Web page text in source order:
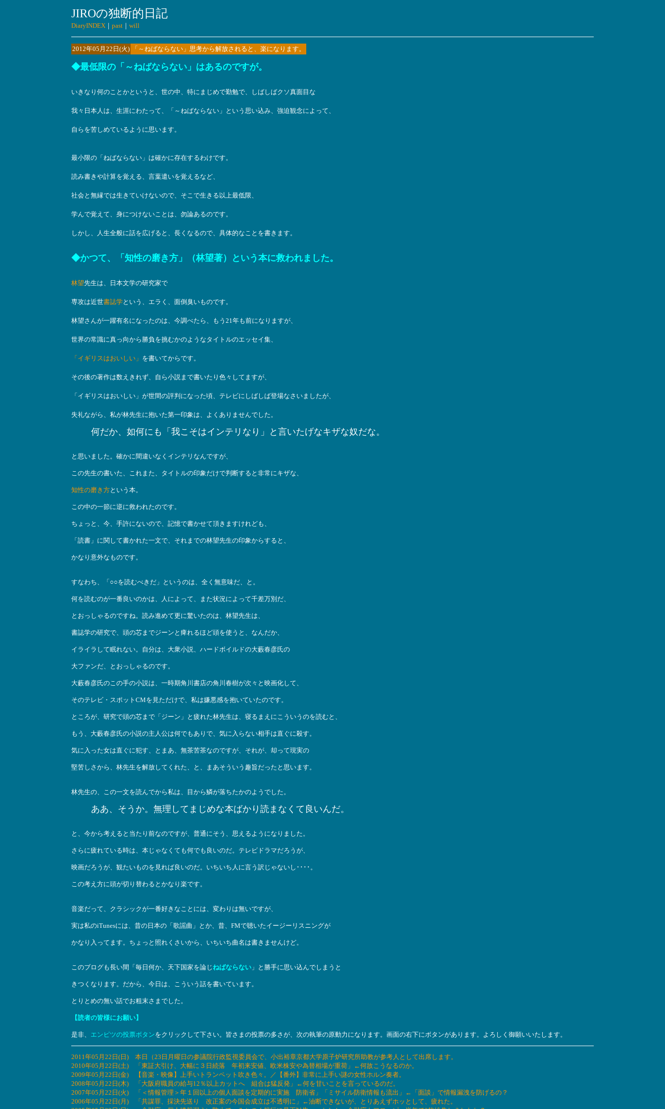
JIROの独断的日記
DiaryINDEX ｜ past ｜ will
2012年05月22日(火) 「～ねばならない」思考から解放されると、楽になります。
◆最低限の「～ねばならない」はあるのですが。
いきなり何のことかというと、世の中、特にまじめで勤勉で、しばしばクソ真面目な
我々日本人は、生涯にわたって、「～ねばならない」という思い込み、強迫観念によって、
自らを苦しめているように思います。
最小限の「ねばならない」は確かに存在するわけです。
読み書きや計算を覚える、言葉遣いを覚えるなど、
社会と無縁では生きていけないので、そこで生きる以上最低限、
学んで覚えて、身につけないことは、勿論あるのです。
しかし、人生全般に話を広げると、長くなるので、具体的なことを書きます。
◆かつて、「知性の磨き方」（林望著）という本に救われました。
林望先生は、日本文学の研究家で
専攻は近世書誌学という、エラく、面倒臭いものです。
林望さんが一躍有名になったのは、今調べたら、もう21年も前になりますが、
世界の常識に真っ向から勝負を挑むかのようなタイトルのエッセイ集、
「イギリスはおいしい」 を書いてからです。
その後の著作は数えきれず、自ら小説まで書いたり色々してますが、
「イギリスはおいしい」が世間の評判になった頃、テレビにしばしば登場なさいましたが、
失礼ながら、私が林先生に抱いた第一印象は、よくありませんでした。
何だか、如何にも「我こそはインテリなり」と言いたげなキザな奴だな。
と思いました。確かに間違いなくインテリなんですが、
この先生の書いた、これまた、タイトルの印象だけで判断すると非常にキザな、
知性の磨き方という本。
この中の一節に逆に救われたのです。
ちょっと、今、手許にないので、記憶で書かせて頂きますけれども、
「読書」に関して書かれた一文で、それまでの林望先生の印象からすると、
かなり意外なものです。
すなわち、「○○を読むべきだ」というのは、全く無意味だ、と。
何を読むのが一番良いのかは、人によって、また状況によって千差万別だ、
とおっしゃるのですね。読み進めて更に驚いたのは、林望先生は、
書誌学の研究で、頭の芯までジーンと痺れるほど頭を使うと、なんだか、
イライラして眠れない。自分は、大衆小説、ハードボイルドの大藪春彦氏の
大ファンだ、とおっしゃるのです。
大藪春彦氏のこの手の小説は、一時期角川書店の角川春樹が次々と映画化して、
そのテレビ・スポットCMを見ただけで、私は嫌悪感を抱いていたのです。
ところが、研究で頭の芯まで「ジーン」と疲れた林先生は、寝るまえにこういうのを読むと、
もう、大藪春彦氏の小説の主人公は何でもありで、気に入らない相手は直ぐに殺す。
気に入った女は直ぐに犯す、とまあ、無茶苦茶なのですが、それが、却って現実の
堅苦しさから、林先生を解放してくれた、と、まあそういう趣旨だったと思います。
林先生の、この一文を読んでから私は、目から鱗が落ちたかのようでした。
ああ、そうか。無理してまじめな本ばかり読まなくて良いんだ。
と、今から考えると当たり前なのですが、普通にそう、思えるようになりました。
さらに疲れている時は、本じゃなくても何でも良いのだ。テレビドラマだろうが、
映画だろうが、観たいものを見れば良いのだ。いちいち人に言う訳じゃないし････。
この考え方に頭が切り替わるとかなり楽です。
音楽だって、クラシックが一番好きなことには、変わりは無いですが、
実は私のiTunesには、昔の日本の「歌謡曲」とか、昔、FMで聴いたイージーリスニングが
かなり入ってます。ちょっと照れくさいから、いちいち曲名は書きませんけど。
このブログも長い間「毎日何か、天下国家を論じねばならない 」と勝手に思い込んでしまうと
きつくなります。だから、今日は、こういう話を書いています。
とりとめの無い話でお粗末さまでした。
【読者の皆様にお願い】
是非、 エンピツの投票ボタンをクリックして下さい。皆さまの投票の多さが、次の執筆の原動力になります。画面の右下にボタンがあります。よろしく御願いいたします。
2011年05月22日(日) 本日（23日月曜日の参議院行政監視委員会で、小出裕章京都大学原子炉研究所助教が参考人として出席します。
2010年05月22日(土) 「東証大引け、大幅に３日続落 年初来安値、欧米株安や為替相場が重荷」←何故こうなるのか。
2009年05月22日(金) 【音楽・映像】上手いトランペット吹き色々。／【番外】非常に上手い謎の女性ホルン奏者。
2008年05月22日(木) 「大阪府職員の給与12％以上カットへ 組合は猛反発」←何を甘いことを言っているのだ。
2007年05月22日(火) 「＜情報管理＞年１回以上の個人面談を定期的に実施 防衛省」「ミサイル防衛情報も流出」←「面談」で情報漏洩を防げるの？
2006年05月22日(月) 「共謀罪、採決先送り 改正案の今国会成立は不透明に」←油断できないが、とりあえずホッとして、疲れた。